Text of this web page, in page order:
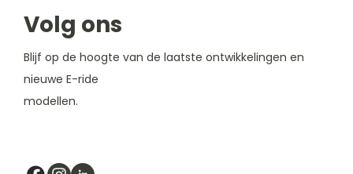
Volg ons
Blijf op de hoogte van de laatste ontwikkelingen en
nieuwe E-ride
modellen.